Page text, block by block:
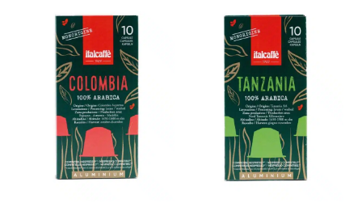
da
42,70 €
a
85,40 €
prezzo:
da
48,19 €
a
96,38 €